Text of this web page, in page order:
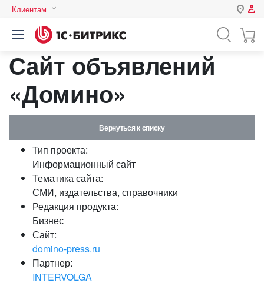
Клиентам
Казахстан
Авторизация
Нет аккаунта? Зарегистрироваться
Логин
Пароль
Запомнить меня на этом
Забыли свой пароль?
или войдите с помощью
Сайт объявлений
«Домино»
Вернуться к списку
Тип проекта:
Информационный сайт
Тематика сайта:
СМИ, издательства, справочники
Редакция продукта:
Бизнес
Сайт:
domino-press.ru
Партнер:
INTERVOLGA